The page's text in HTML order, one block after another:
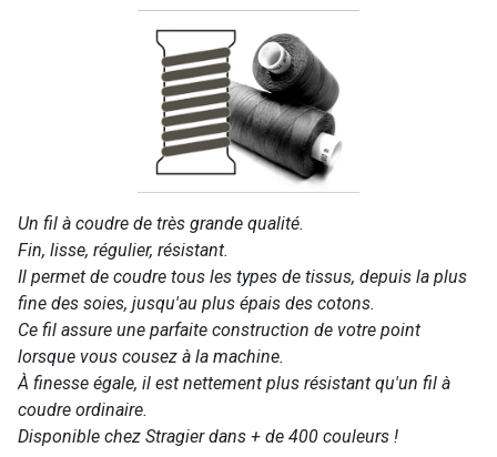
Un fil à coudre de très grande qualité.
Fin, lisse, régulier, résistant.
Il permet de coudre tous les types de tissus, depuis la plus
fine des soies, jusqu'au plus épais des cotons.
Ce fil assure une parfaite construction de votre point
lorsque vous cousez à la machine.
À finesse égale, il est nettement plus résistant qu'un fil à
coudre ordinaire.
Disponible chez Stragier dans + de 400 couleurs !